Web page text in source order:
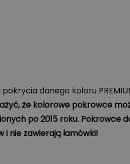
danego koloru
że kolorowe pokrowce
po 2015 roku. Pokrowce
i nie zawierają lamówki!